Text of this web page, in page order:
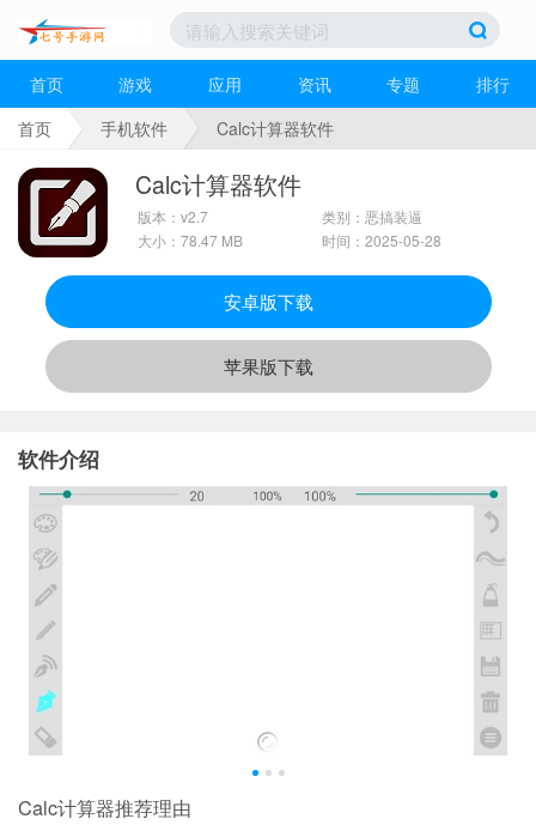
首页 游戏 应用 资讯 专题
排行
首页
手机软件 Calc计算器软件
Calc计算器软件
版本：v2.7
大小：78.47 MB
类别：恶搞装逼
时间：2025-05-28
安卓版下载
苹果版下载
软件介绍
Calc计算器推荐理由